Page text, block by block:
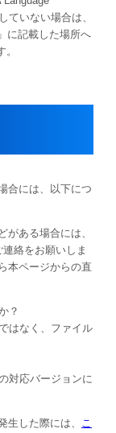
ていない場合は、
に記載した場所へ
合には、以下につ
がある場合には、
絡をお願いしま
本ページからの直
？
はなく、ファイル
対応バージョンに
生した際には、 こ